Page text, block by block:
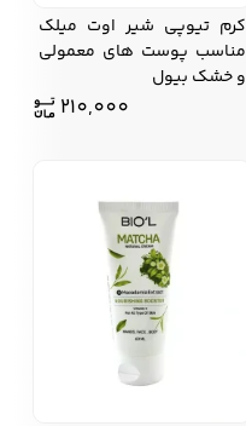
کرم تیوپی شیر اوت میلک
مناسب پوست های معمولی
و خشک بیول
210,000